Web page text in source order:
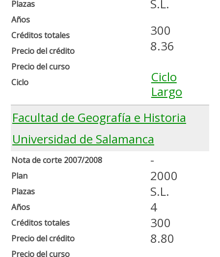
Plazas
Años
Créditos totales
Precio del crédito
Precio del curso
Ciclo
S.L.
300
8.36
Ciclo
Largo
Facultad de Geografía e Historia
Universidad de Salamanca
Nota de corte 2007/2008
Plan
Plazas
Años
Créditos totales
Precio del crédito
Precio del curso
-
2000
S.L.
4
300
8.80